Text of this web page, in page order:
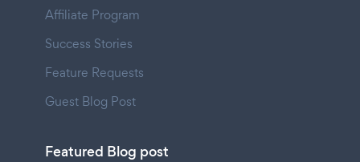
Affiliate Program
Success Stories
Feature Requests
Guest Blog Post
Featured Blog post